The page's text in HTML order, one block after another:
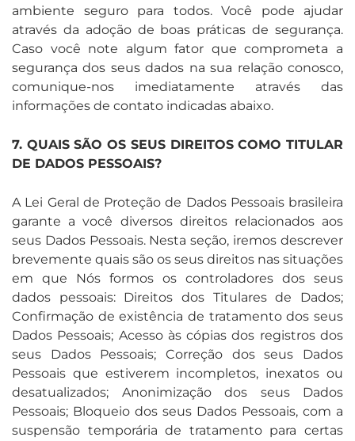
ambiente seguro para todos. Você pode ajudar
através da adoção de boas práticas de segurança.
Caso você note algum fator que comprometa a
segurança dos seus dados na sua relação conosco,
comunique-nos imediatamente através das
informações de contato indicadas abaixo.
7. QUAIS SÃO OS SEUS DIREITOS COMO TITULAR
DE DADOS PESSOAIS?
A Lei Geral de Proteção de Dados Pessoais brasileira
garante a você diversos direitos relacionados aos
seus Dados Pessoais. Nesta seção, iremos descrever
brevemente quais são os seus direitos nas situações
em que Nós formos os controladores dos seus
dados pessoais: Direitos dos Titulares de Dados;
Confirmação de existência de tratamento dos seus
Dados Pessoais; Acesso às cópias dos registros dos
seus Dados Pessoais; Correção dos seus Dados
Pessoais que estiverem incompletos, inexatos ou
desatualizados; Anonimização dos seus Dados
Pessoais; Bloqueio dos seus Dados Pessoais, com a
suspensão temporária de tratamento para certas